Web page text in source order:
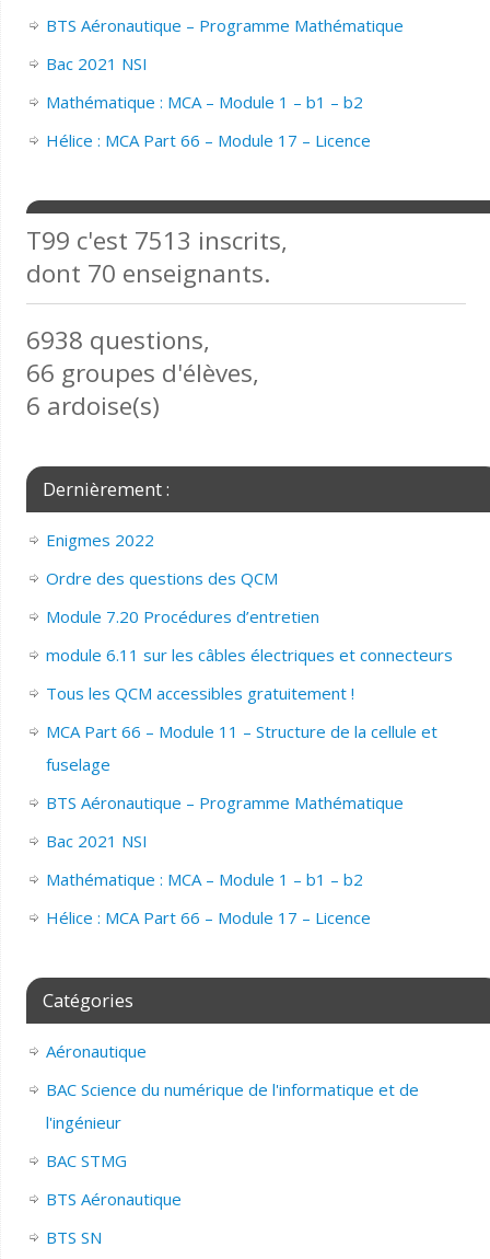
BTS Aéronautique – Programme Mathématique
Bac 2021 NSI
Mathématique : MCA – Module 1 – b1 – b2
Hélice : MCA Part 66 – Module 17 – Licence
T99 c'est 7513 inscrits,
dont 70 enseignants.
6938 questions,
66 groupes d'élèves,
6 ardoise(s)
Dernièrement :
Enigmes 2022
Ordre des questions des QCM
Module 7.20 Procédures d’entretien
module 6.11 sur les câbles électriques et connecteurs
Tous les QCM accessibles gratuitement !
MCA Part 66 – Module 11 – Structure de la cellule et
fuselage
BTS Aéronautique – Programme Mathématique
Bac 2021 NSI
Mathématique : MCA – Module 1 – b1 – b2
Hélice : MCA Part 66 – Module 17 – Licence
Catégories
Aéronautique
BAC Science du numérique de l'informatique et de
l'ingénieur
BAC STMG
BTS Aéronautique
BTS SN